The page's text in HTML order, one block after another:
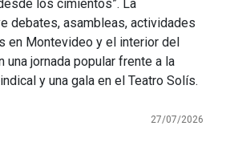
los cimientos”. La
debates, asambleas, actividades
en Montevideo y el interior del
una jornada popular frente a la
y una gala en el Teatro Solís.
27/07/2026